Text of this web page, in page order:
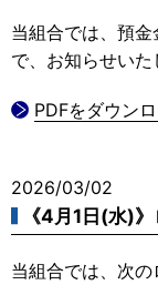
当組合では、預
で、お知らせいた
PDFをダウン
2026/03/02
《4月1日(水)
当組合では、次